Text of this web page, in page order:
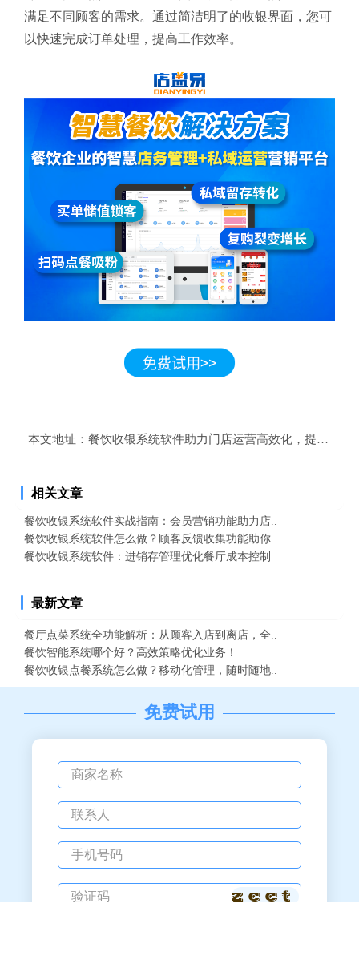
满足不同顾客的需求。通过简洁明了的收银界面，您可
以快速完成订单处理，提高工作效率。
本文地址： 餐饮收银系统软件助力门店运营高效化，提升市场
相关文章
餐饮收银系统软件实战指南：会员营销功能助力店..
餐饮收银系统软件怎么做？顾客反馈收集功能助你..
餐饮收银系统软件：进销存管理优化餐厅成本控制
最新文章
餐厅点菜系统全功能解析：从顾客入店到离店，全..
餐饮智能系统哪个好？高效策略优化业务！
餐饮收银点餐系统怎么做？移动化管理，随时随地..
免费试用